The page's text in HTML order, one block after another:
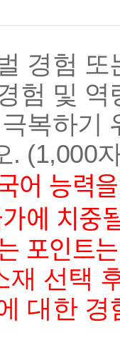
경험 또
험 및 역
복하기
. (1,000
어 능력
에 치중
포인트
재 선택
대한 경